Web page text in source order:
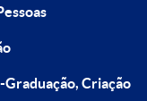
Graduação, Criação